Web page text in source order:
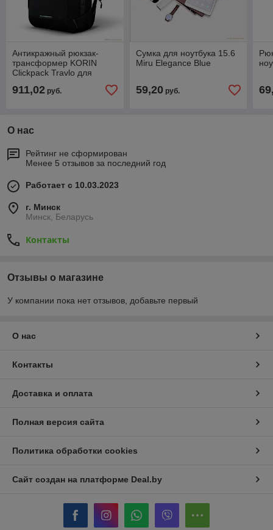
Антикражный рюкзак-
трансформер KORIN
Clickpack Travlo для
911,02 руб.
Сумка для ноутбука 15.6
Miru Elegance Blue
59,20руб.
О нас
Рейтинг не сформирован
Менее 5 отзывов за последний год
Работает с 10.03.2023
г. Минск
Минск, Беларусь
Контакты
Отзывы о магазине
У компании пока нет отзывов, добавьте первый
О нас
Контакты
Доставка и оплата
Полная версия сайта
Политика обработки cookies
Сайт создан на платформе Deal.by